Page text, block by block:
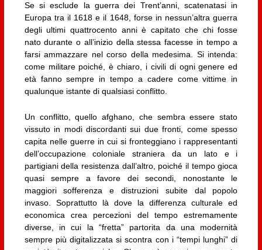
Se si esclude la guerra dei Trent’anni, scatenatasi in
Europa tra il 1618 e il 1648, forse in nessun’altra guerra
degli ultimi quattrocento anni è capitato che chi fosse
nato durante o all’inizio della stessa facesse in tempo a
farsi ammazzare nel corso della medesima. Si intenda:
come militare poiché, è chiaro, i civili di ogni genere ed
età fanno sempre in tempo a cadere come vittime in
qualunque istante di qualsiasi conflitto.
Un conflitto, quello afghano, che sembra essere stato
vissuto in modi discordanti sui due fronti, come spesso
capita nelle guerre in cui si fronteggiano i rappresentanti
dell’occupazione coloniale straniera da un lato e i
partigiani della resistenza dall’altro, poiché il tempo gioca
quasi sempre a favore dei secondi, nonostante le
maggiori sofferenza e distruzioni subite dal popolo
invaso. Soprattutto là dove la differenza culturale ed
economica crea percezioni del tempo estremamente
diverse, in cui la “fretta” partorita da una modernità
sempre più digitalizzata si scontra con i “tempi lunghi” di